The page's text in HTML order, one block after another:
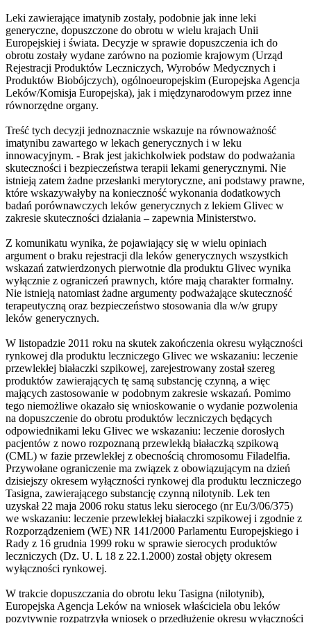
Leki zawierające imatynib zostały, podobnie jak inne leki
generyczne, dopuszczone do obrotu w wielu krajach Unii
Europejskiej i świata. Decyzje w sprawie dopuszczenia ich do
obrotu zostały wydane zarówno na poziomie krajowym (Urząd
Rejestracji Produktów Leczniczych, Wyrobów Medycznych i
Produktów Biobójczych), ogólnoeuropejskim (Europejska Agencja
Leków/Komisja Europejska), jak i międzynarodowym przez inne
równorzędne organy.
Treść tych decyzji jednoznacznie wskazuje na równoważność
imatynibu zawartego w lekach generycznych i w leku
innowacyjnym. - Brak jest jakichkolwiek podstaw do podważania
skuteczności i bezpieczeństwa terapii lekami generycznymi. Nie
istnieją zatem żadne przesłanki merytoryczne, ani podstawy prawne,
które wskazywałyby na konieczność wykonania dodatkowych
badań porównawczych leków generycznych z lekiem Glivec w
zakresie skuteczności działania – zapewnia Ministerstwo.
Z komunikatu wynika, że pojawiający się w wielu opiniach
argument o braku rejestracji dla leków generycznych wszystkich
wskazań zatwierdzonych pierwotnie dla produktu Glivec wynika
wyłącznie z ograniczeń prawnych, które mają charakter formalny.
Nie istnieją natomiast żadne argumenty podważające skuteczność
terapeutyczną oraz bezpieczeństwo stosowania dla w/w grupy
leków generycznych.
W listopadzie 2011 roku na skutek zakończenia okresu wyłączności
rynkowej dla produktu leczniczego Glivec we wskazaniu: leczenie
przewlekłej białaczki szpikowej, zarejestrowany został szereg
produktów zawierających tę samą substancję czynną, a więc
mających zastosowanie w podobnym zakresie wskazań. Pomimo
tego niemożliwe okazało się wnioskowanie o wydanie pozwolenia
na dopuszczenie do obrotu produktów leczniczych będących
odpowiednikami leku Glivec we wskazaniu: leczenie dorosłych
pacjentów z nowo rozpoznaną przewlekłą białaczką szpikową
(CML) w fazie przewlekłej z obecnością chromosomu Filadelfia.
Przywołane ograniczenie ma związek z obowiązującym na dzień
dzisiejszy okresem wyłączności rynkowej dla produktu leczniczego
Tasigna, zawierającego substancję czynną nilotynib. Lek ten
uzyskał 22 maja 2006 roku status leku sierocego (nr Eu/3/06/375)
we wskazaniu: leczenie przewlekłej białaczki szpikowej i zgodnie z
Rozporządzeniem (WE) NR 141/2000 Parlamentu Europejskiego i
Rady z 16 grudnia 1999 roku w sprawie sierocych produktów
leczniczych (Dz. U. L 18 z 22.1.2000) został objęty okresem
wyłączności rynkowej.
W trakcie dopuszczania do obrotu leku Tasigna (nilotynib),
Europejska Agencja Leków na wniosek właściciela obu leków
pozytywnie rozpatrzyła wniosek o przedłużenie okresu wyłączności